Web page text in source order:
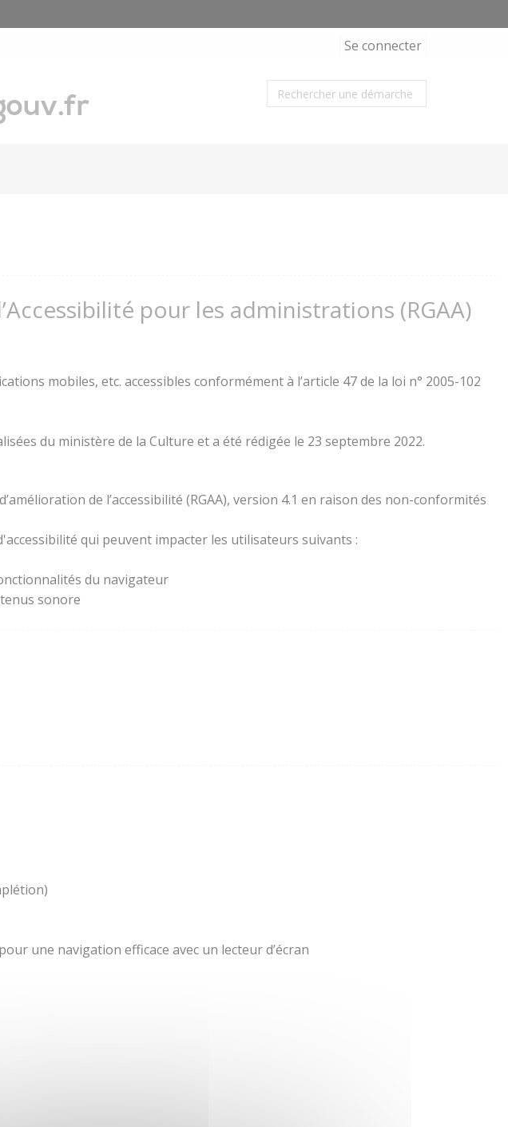
Se connecter
pour les administrations (RGAA)
mobiles, etc. accessibles conformément à l’article 47 de la loi n° 2005-102
du ministère de la Culture et a été rédigée le 23 septembre 2022.
de l’accessibilité (RGAA), version 4.1 en raison des non-conformités
qui peuvent impacter les utilisateurs suivants :
du navigateur
sonore
une navigation efficace avec un lecteur d’écran